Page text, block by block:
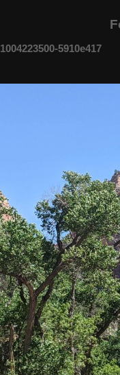
5910e417